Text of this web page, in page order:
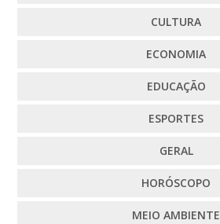
CULTURA
ECONOMIA
EDUCAÇÃO
ESPORTES
GERAL
HORÓSCOPO
MEIO AMBIENTE